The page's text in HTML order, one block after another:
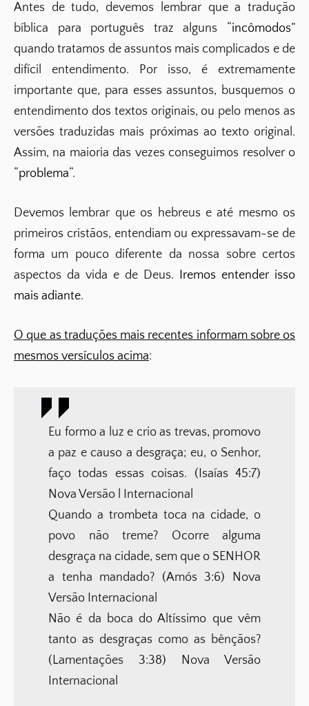
Antes de tudo, devemos lembrar que a tradução
bíblica para português traz alguns “incômodos”
quando tratamos de assuntos mais complicados e de
difícil entendimento. Por isso, é extremamente
importante que, para esses assuntos, busquemos o
entendimento dos textos originais, ou pelo menos as
versões traduzidas mais próximas ao texto original.
Assim, na maioria das vezes conseguimos resolver o
“problema“.
Devemos lembrar que os hebreus e até mesmo os
primeiros cristãos, entendiam ou expressavam-se de
forma um pouco diferente da nossa sobre certos
aspectos da vida e de Deus. Iremos entender isso
mais adiante.
O que as traduções mais recentes informam sobre os
mesmos versículos acima:
Eu formo a luz e crio as trevas, promovo
a paz e causo a desgraça; eu, o Senhor,
faço todas essas coisas. (Isaías 45:7)
Nova Versão l Internacional
Quando a trombeta toca na cidade, o
povo não treme? Ocorre alguma
desgraça na cidade, sem que o SENHOR
a tenha mandado? (Amós 3:6) Nova
Versão Internacional
Não é da boca do Altíssimo que vêm
tanto as desgraças como as bênçãos?
(Lamentações 3:38) Nova Versão
Internacional